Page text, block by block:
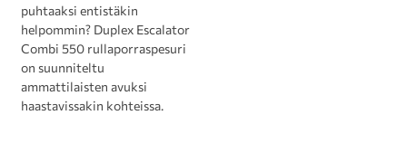
puhtaaksi entistäkin
helpommin? Duplex Escalator
Combi 550 rullaporraspesuri
on suunniteltu
ammattilaisten avuksi
haastavissakin kohteissa.